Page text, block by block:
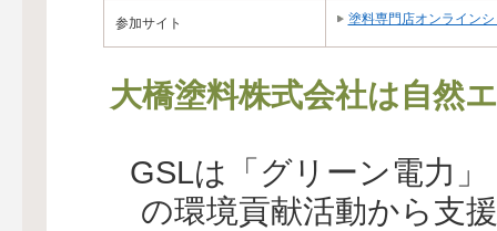
参加サイト 塗料専門店オンライン
大橋塗料株式会社は自然
GSLは「グリーン電力
の環境貢献活動から支